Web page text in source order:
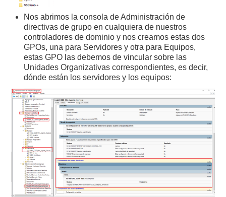
Nos abrimos la consola de Administración de
directivas de grupo en cualquiera de nuestros
controladores de dominio y nos creamos estas dos
GPOs, una para Servidores y otra para Equipos,
estas GPO las debemos de vincular sobre las
Unidades Organizativas correspondientes, es decir,
dónde están los servidores y los equipos: